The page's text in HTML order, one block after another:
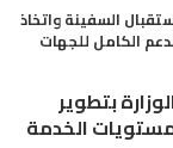
السفينة واتخاذ
الكامل للجهات
بتطوير
الخدمة